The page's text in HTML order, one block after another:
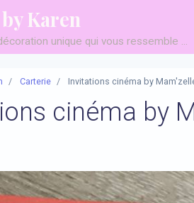
Karen
unique qui vous ressemble ...
Carterie Invitations cinéma by
cinéma by